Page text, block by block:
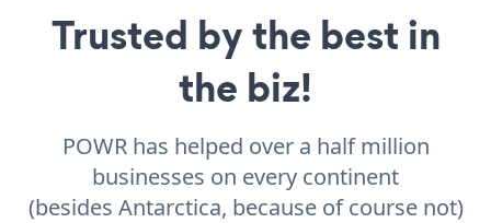
Trusted by the best in
the biz!
POWR has helped over a half million
businesses on every continent
(besides Antarctica, because of course not)